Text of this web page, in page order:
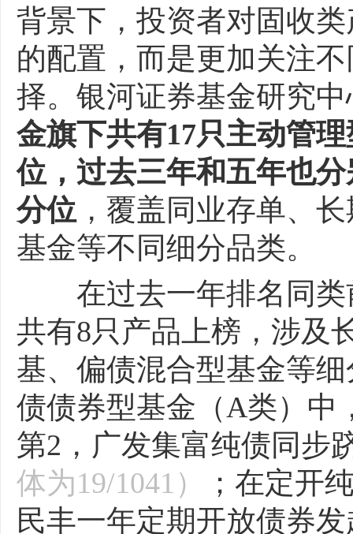
背景下，投资者对固收
的配置，而是更加关注
择。银河证券基金研究
金旗下共有17只主动管
位，过去三年和五年也
分位 ，覆盖同业存单、
基金等不同细分品类。
在过去一年排名同类
共有8只产品上榜，涉及
基、偏债混合型基金等
债债券型基金（A类）中
第2，广发集富纯债同步
体为19/1041）
；在定开
民丰一年定期开放债券